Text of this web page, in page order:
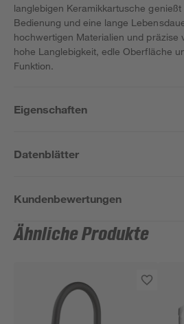
langlebigen Keramikkartusche
Bedienung und eine lange
hochwertigen Materialien und präzise
hohe Langlebigkeit, edle Oberfläche
Funktion.
Eigenschaften
Datenblätter
Kundenbewertungen
Ähnliche Produkte